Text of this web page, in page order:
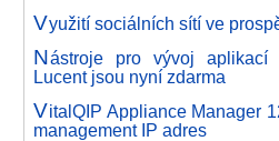
Využití sociálních sítí ve
Nástroje pro vývoj aplikací
Lucent jsou nyní zdarma
VitalQIP Appliance Manager
management IP adres